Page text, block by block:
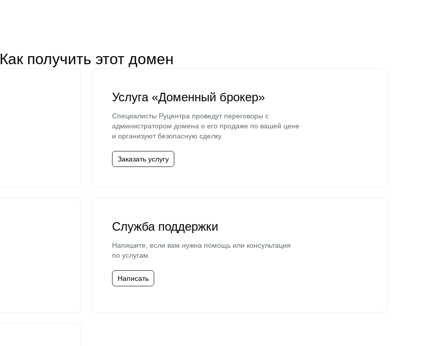
Как получить этот домен
Услуга «Доменный брокер»
Специалисты Руцентра проведут переговоры с
администратором домена о его продаже по вашей цене
и организуют безопасную сделку.
Заказать услугу
Служба поддержки
Напишите, если вам нужна помощь или консультация
по услугам.
Написать